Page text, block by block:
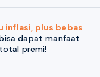
inflasi, plus bebas
dapat manfaat
premi!